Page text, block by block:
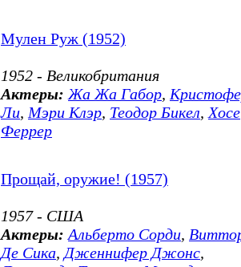
Мулен Руж (1952)
1952 - Великобритания
Актеры: Жа Жа Габор,
Ли, Мэри Клэр, Теодор Бикел, Хосе
Феррер
Прощай, оружие! (1957)
1957 - США
Актеры: Альберто Сорди,
Де Сика, Дженнифер Джонс,